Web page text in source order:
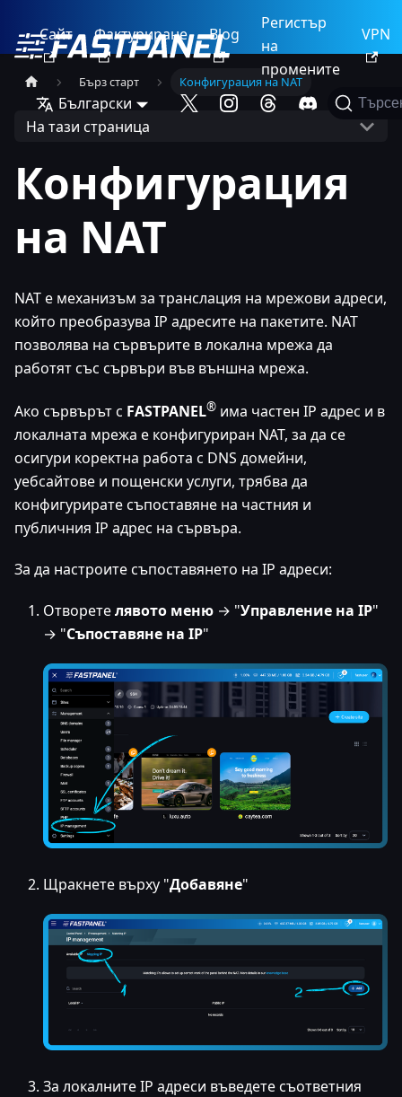
Сайт Фактуриране Blog
Регистър
на
промените
VPN
Български
Бърз старт Конфигурация на NAT
На тази страница
Конфигурация
на NAT
NAT е механизъм за транслация на мрежови адреси,
който преобразува IP адресите на пакетите. NAT
позволява на сървърите в локална мрежа да
работят със сървъри във външна мрежа.
Ако сървърът с FASTPANEL® има частен IP адрес и в
локалната мрежа е конфигуриран NAT, за да се
осигури коректна работа с DNS домейни,
уебсайтове и пощенски услуги, трябва да
конфигурирате съпоставяне на частния и
публичния IP адрес на сървъра.
За да настроите съпоставянето на IP адреси:
Отворетелявото меню → "Управление на IP"
→ "Съпоставяне на IP"
Щракнете върху "Добавяне"
За локалните IP адреси въведете съответния